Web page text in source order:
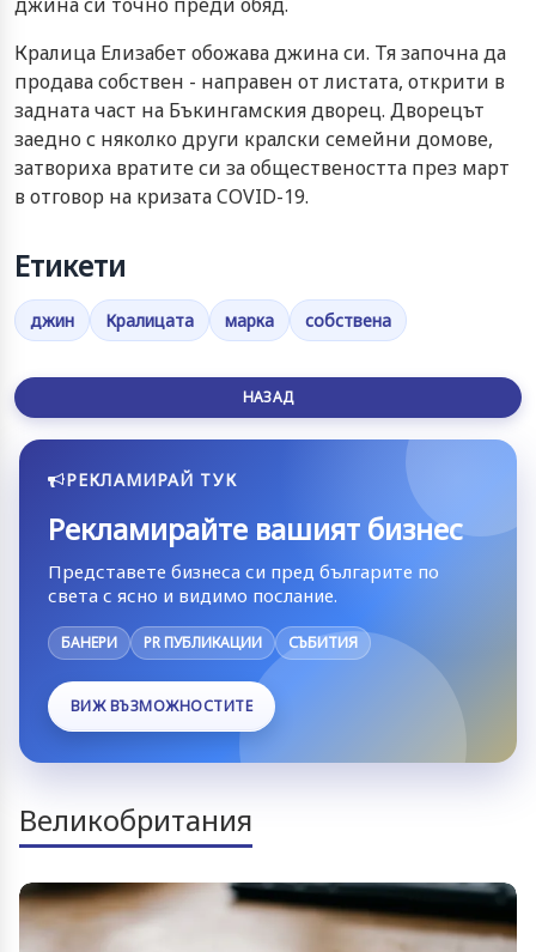
джина си точно преди обяд.
Кралица Елизабет обожава джина си. Тя започна да
продава собствен - направен от листата, открити в
задната част на Бъкингамския дворец. Дворецът
заедно с няколко други кралски семейни домове,
затвориха вратите си за обществеността през март
в отговор на кризата COVID-19.
Етикети
джин Кралицата марка собствена
НАЗАД
РЕКЛАМИРАЙ ТУК
Рекламирайте вашият бизнес
Представете бизнеса си пред българите по
света с ясно и видимо послание.
БАНЕРИ PR ПУБЛИКАЦИИ СЪБИТИЯ
ВИЖ ВЪЗМОЖНОСТИТЕ
Великобритания